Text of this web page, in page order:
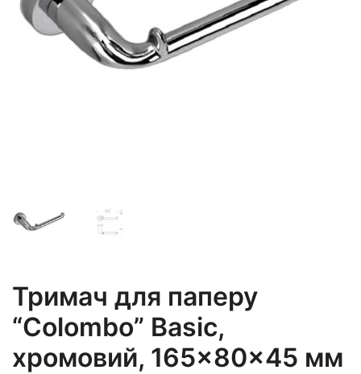
Тримач для паперу
“Colombo” Basic,
хромовий, 165×80×45 мм